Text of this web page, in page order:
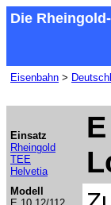
Die
Eisenbahn >
Einsatz
Rheingold
TEE
Helvetia
Modell